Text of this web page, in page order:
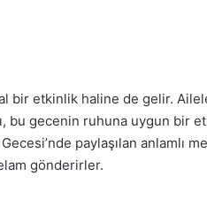
bir etkinlik haline de gelir.
bu gecenin ruhuna uygun bir
paylaşılan anlamlı
gönderirler.